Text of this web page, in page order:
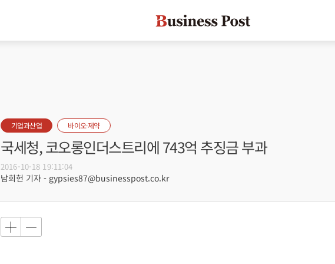
기업과산업 바이오·제약
국세청, 코오롱인더스트리에 743억 추징금 부과
2016-10-18 19:11:04
남희헌 기자 - gypsies87@businesspost.co.kr